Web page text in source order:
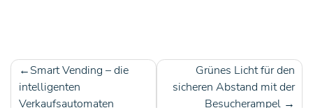
Beitragsnavigation
Smart Vending – die
intelligenten
Verkaufsautomaten
Grünes Licht für den
sicheren Abstand mit der
Besucherampel